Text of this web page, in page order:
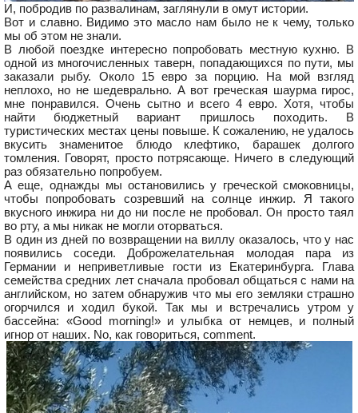
И, побродив по развалинам, заглянули в омут истории.
Вот и славно. Видимо это масло нам было не к чему, только
мы об этом не знали.
В любой поездке интересно попробовать местную кухню. В
одной из многочисленных таверн, попадающихся по пути, мы
заказали рыбу. Около 15 евро за порцию. На мой взгляд
неплохо, но не шедеврально. А вот греческая шаурма гирос,
мне понравился. Очень сытно и всего 4 евро. Хотя, чтобы
найти бюджетный вариант пришлось походить. В
туристических местах цены повыше. К сожалению, не удалось
вкусить знаменитое блюдо клефтико, барашек долгого
томления. Говорят, просто потрясающе. Ничего в следующий
раз обязательно попробуем.
А еще, однажды мы остановились у греческой смоковницы,
чтобы попробовать созревший на солнце инжир. Я такого
вкусного инжира ни до ни после не пробовал. Он просто таял
во рту, а мы никак не могли оторваться.
В один из дней по возвращении на виллу оказалось, что у нас
появились соседи. Доброжелательная молодая пара из
Германии и неприветливые гости из Екатеринбурга. Глава
семейства средних лет сначала пробовал общаться с нами на
английском, но затем обнаружив что мы его земляки страшно
огорчился и ходил букой. Так мы и встречались утром у
бассейна: «Good morning!» и улыбка от немцев, и полный
игнор от наших. No, как говориться, comment.